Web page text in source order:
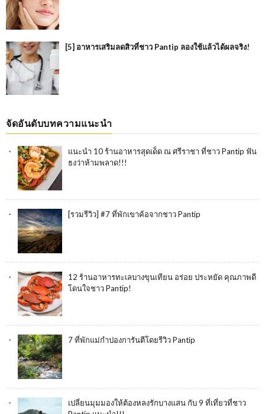
[5] อาหารเสริมลดสิวที่ชาว Pantip ลองใช้แล้วได้ผลจริง!
จัดอันดับบทความแนะนำ
แนะนำ 10 ร้านอาหารสุดเด็ด ณ ศรีราชา ที่ชาว Pantip ฟัน
ธงว่าห้ามพลาด!!!
[รวมรีวิว] #7 ที่พักเขาค้อจากชาว Pantip
12 ร้านอาหารทะเลบางขุนเทียน อร่อย ประหยัด คุณภาพดี
โดนใจชาว Pantip!
7 ที่พักแม่กำปองการันตีโดยรีวิว Pantip
เปลี่ยนมุมมองให้ต้องหลงรักบางแสน กับ 9 ที่เที่ยวที่ชาว